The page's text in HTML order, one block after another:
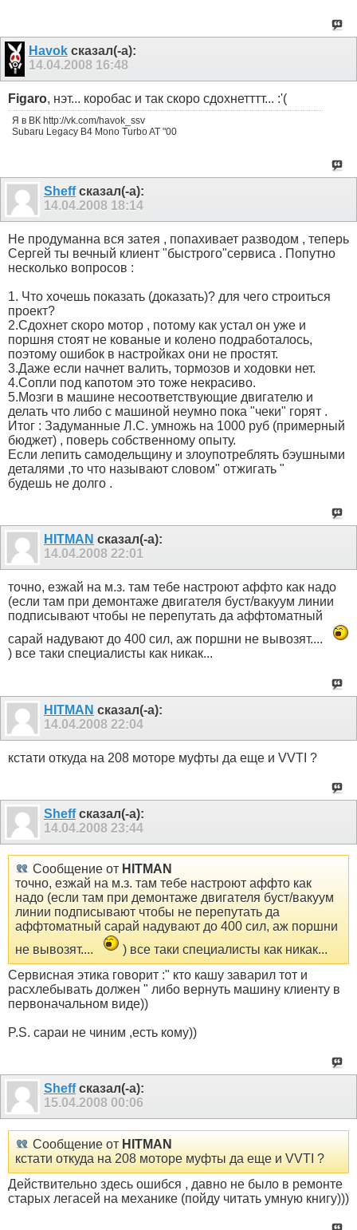
Havokсказал(-а):
14.04.2008 16:48
Figaro, нэт... коробас и так скоро сдохнетттт... :'(
Я в ВК http://vk.com/havok_ssv
Subaru Legacy B4 Mono Turbo AT "00
Sheffсказал(-а):
14.04.2008 18:14
Не продуманна вся затея , попахивает разводом , теперь
Сергей ты вечный клиент "быстрого"сервиса . Попутно
несколько вопросов :
1. Что хочешь показать (доказать)? для чего строиться
проект?
2.Сдохнет скоро мотор , потому как устал он уже и
поршня стоят не кованые и колено подработалось,
поэтому ошибок в настройках они не простят.
3.Даже если начнет валить, тормозов и ходовки нет.
4.Сопли под капотом это тоже некрасиво.
5.Мозги в машине несоответствующие двигателю и
делать что либо с машиной неумно пока "чеки" горят .
Итог : Задуманные Л.С. умножь на 1000 руб (примерный
бюджет) , поверь собственному опыту.
Если лепить самодельщину и злоупотреблять бэушными
деталями ,то что называют словом" отжигать "
будешь не долго .
HITMAN сказал(-а):
14.04.2008 22:01
точно, езжай на м.з. там тебе настроют аффто как надо
(если там при демонтаже двигателя буст/вакуум линии
подписывают чтобы не перепутать да аффтоматный
сарай надувают до 400 сил, аж поршни не вывозят....
) все таки специалисты как никак...
HITMAN сказал(-а):
14.04.2008 22:04
кстати откуда на 208 моторе муфты да еще и VVTI ?
Sheffсказал(-а):
14.04.2008 23:44
Сообщение от HITMAN
точно, езжай на м.з. там тебе настроют аффто как
надо (если там при демонтаже двигателя буст/вакуум
линии подписывают чтобы не перепутать да
аффтоматный сарай надувают до 400 сил, аж поршни
не вывозят....
) все таки специалисты как никак...
Сервисная этика говорит :" кто кашу заварил тот и
расхлебывать должен " либо вернуть машину клиенту в
первоначальном виде))
P.S. сараи не чиним ,есть кому))
Sheffсказал(-а):
15.04.2008 00:06
Сообщение от HITMAN
кстати откуда на 208 моторе муфты да еще и VVTI ?
Действительно здесь ошибся , давно не было в ремонте
старых легасей на механике (пойду читать умную книгу)))